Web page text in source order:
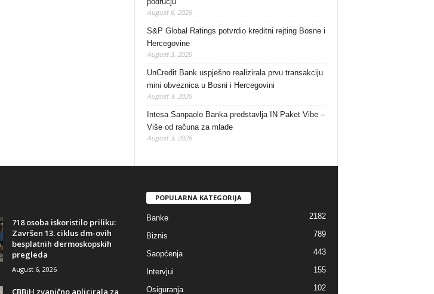
August 6, 2026
S&P Global Ratings potvrdio kreditni rejting Bosne i
Hercegovine
August 3, 2026
UnCredit Bank uspješno realizirala prvu transakciju
mini obveznica u Bosni i Hercegovini
August 3, 2026
Intesa Sanpaolo Banka predstavlja IN Paket Vibe –
Više od računa za mlade
August 3, 2026
718 osoba iskoristilo priliku:
Završen 13. ciklus dm-ovih
besplatnih dermoskopskih
pregleda
August 6, 2026
CBBiH zvanično aplicirala za
POPULARNA KATEGORIJA
Banke 2182
Biznis 789
Saopćenja 443
Intervjui 155
Osiguranja 102